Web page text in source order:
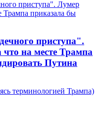
приступа".
на месте Трампа
Путина